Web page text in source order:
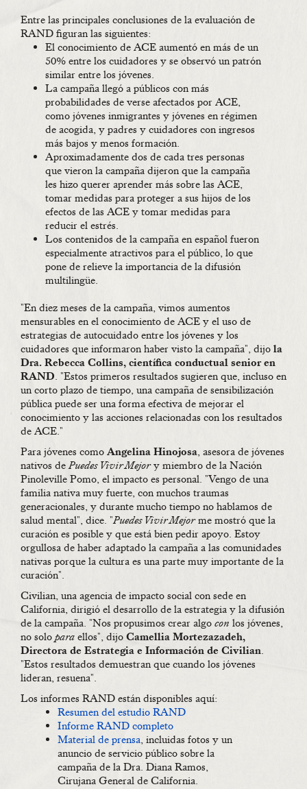
Entre las principales conclusiones de la evaluación de
RAND figuran las siguientes:
El conocimiento de ACE aumentó en más de un
50% entre los cuidadores y se observó un patrón
similar entre los jóvenes.
La campaña llegó a públicos con más
probabilidades de verse afectados por ACE,
como jóvenes inmigrantes y jóvenes en régimen
de acogida, y padres y cuidadores con ingresos
más bajos y menos formación.
Aproximadamente dos de cada tres personas
que vieron la campaña dijeron que la campaña
les hizo querer aprender más sobre las ACE,
tomar medidas para proteger a sus hijos de los
efectos de las ACE y tomar medidas para
reducir el estrés.
Los contenidos de la campaña en español fueron
especialmente atractivos para el público, lo que
pone de relieve la importancia de la difusión
multilingüe.
"En diez meses de la campaña, vimos aumentos
mensurables en el conocimiento de ACE y el uso de
estrategias de autocuidado entre los jóvenes y los
cuidadores que informaron haber visto la campaña", dijo la
Dra. Rebecca Collins, científica conductual senior en
RAND. "Estos primeros resultados sugieren que, incluso en
un corto plazo de tiempo, una campaña de sensibilización
pública puede ser una forma efectiva de mejorar el
conocimiento y las acciones relacionadas con los resultados
de ACE."
Para jóvenes como Angelina Hinojosa, asesora de jóvenes
nativos dePuedes Vivir Mejory miembro de la Nación
Pinoleville Pomo, el impacto es personal. "Vengo de una
familia nativa muy fuerte, con muchos traumas
generacionales, y durante mucho tiempo no hablamos de
salud mental", dice. "Puedes Vivir Mejorme mostró que la
curación es posible y que está bien pedir apoyo. Estoy
orgullosa de haber adaptado la campaña a las comunidades
nativas porque la cultura es una parte muy importante de la
curación".
Civilian, una agencia de impacto social con sede en
California, dirigió el desarrollo de la estrategia y la difusión
de la campaña. "Nos propusimos crear algo con los jóvenes,
no solo para ellos", dijo Camellia Mortezazadeh,
Directora de Estrategia e Información de Civilian.
"Estos resultados demuestran que cuando los jóvenes
lideran, resuena".
Los informes RAND están disponibles aquí:
Resumen del estudio RAND
Informe RAND completo
Material de prensa, incluidas fotos y un
anuncio de servicio público sobre la
campaña de la Dra. Diana Ramos,
Cirujana General de California.